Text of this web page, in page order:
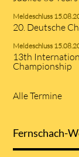
Meldeschluss
20. Deutsche
Meldeschluss
13th
Championship
Alle Termine
Fernschach-